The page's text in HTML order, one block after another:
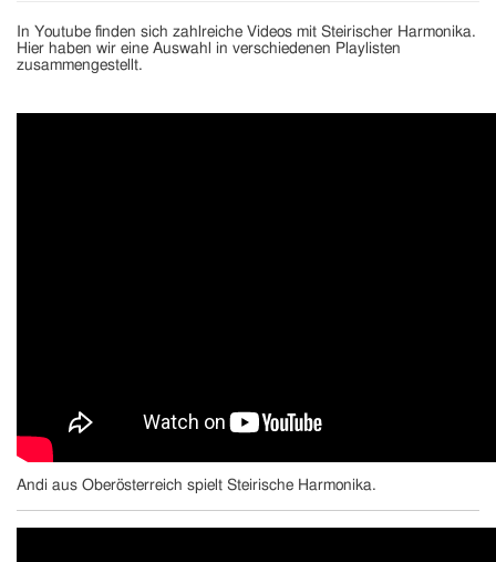
In Youtube finden sich zahlreiche Videos mit Steirischer Harmonika.
Hier haben wir eine Auswahl in verschiedenen Playlisten
zusammengestellt.
Andi aus Oberösterreich spielt Steirische Harmonika.